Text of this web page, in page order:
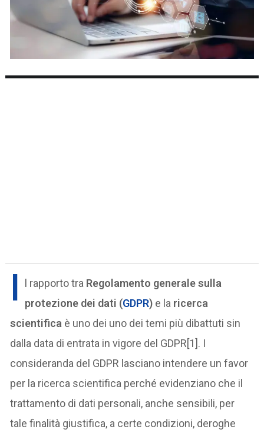
I l rapporto tra Regolamento generale sulla
protezione dei dati (GDPR) e la ricerca
scientifica è uno dei uno dei temi più dibattuti sin
dalla data di entrata in vigore del GDPR[1]. I
consideranda del GDPR lasciano intendere un favor
per la ricerca scientifica perché evidenziano che il
trattamento di dati personali, anche sensibili, per
tale finalità giustifica, a certe condizioni, deroghe